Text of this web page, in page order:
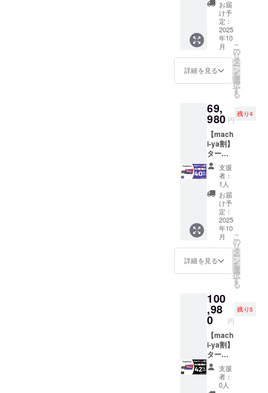
造工程
上の都
合等に
より出
荷時期
が遅れ
る場合
があり
より量
産効率
が向上
した場
合、正
規販売
価格が
販売予
定価格
より下
がる可
能性も
ござい
ます。
類似商
品が発
生する
ご了承
頂いた
上でご
支援頂
けます
様お願
い致し
ます。
2025年
11月頃
一般販
売予定
価格：
57,980
ターン
はすべ
て税・
送料込
額にな
りま
す。 ※
ご注文
状況、
使用部
材の供
給状
況、製
造工程
上の都
合等に
より出
荷時期
が遅れ
る場合
があり
より量
産効率
が向上
した場
合、正
規販売
価格が
販売予
定価格
より下
お届
け予
定：
2025
年10
月
詳細を見る
こ
の
リ
タ
ー
ン
を
選
択
す
る
69,
980 円
残り4
【mach
i-ya割】
ターン
内容：
CrowVi
ew ×２
セット
一般販
売予定
価格：
115,960
ターン
はすべ
て税・
送料込
額にな
りま
す。 ※
ご注文
状況、
使用部
材の供
給状
況、製
造工程
支援
者：
1人
お届
け予
定：
2025
年10
月
詳細を見る
こ
の
リ
タ
ー
ン
を
選
択
す
る
100
,98
0 円
残り5
【mach
i-ya割】
ターン
内容：
CrowVi
ew ×３
支援
者：
0人